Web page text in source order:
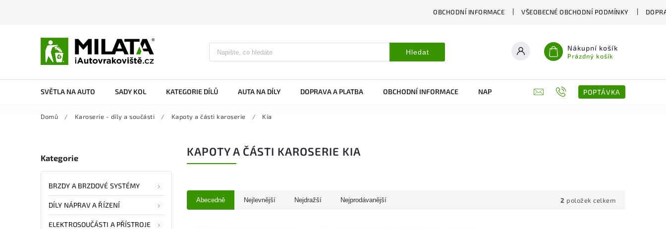
OBCHODNÍ INFORMACE VŠEOBECNÉ OBCHODNÍ PODMÍNKY
Hledat Nákupní košík
Prázdný košík
SVĚTLA NA AUTO SADY KOL KATEGORIE DÍLŮ AUTA NA DÍLY DOPRAVA A PLATBA OBCHODNÍ INFORMACE NAPIŠTE NÁM KONTAKTY POPTÁVKA
Domů / Karoserie - díly a součásti / Kapoty a části karoserie / Kia
Kategorie
BRZDY A BRZDOVÉ SYSTÉMY
DÍLY NÁPRAV A ŘÍZENÍ
ELEKTROSOUČÁSTI A PŘÍSTROJE
KAPOTY A ČÁSTI KAROSERIE KIA
Abecedně Nejlevnější Nejdražší Nejprodávanější 2 položek celkem